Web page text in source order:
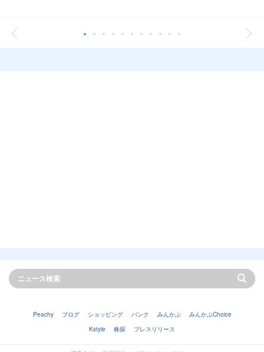
Peachy ブログ ショッピング バンク みんかぶ
みんかぶChoice
Kstyle
株探 プレスリリース